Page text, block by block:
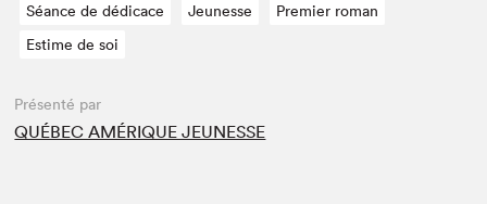
Séance de dédicace Jeunesse
Premier roman
Estime de soi
Présenté par
QUÉBEC AMÉRIQUE JEUNESSE